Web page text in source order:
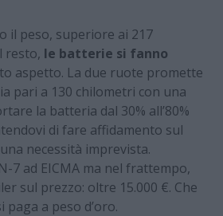
il peso, superiore ai 217
resto, le batterie si fanno
aspetto. La due ruote promette
pari a 130 chilometri con una
la batteria dal 30% all’80%
di fare affidamento sul
necessità imprevista.
7 ad EICMA ma nel frattempo,
sul prezzo: oltre 15.000 €. Che
a peso d’oro.